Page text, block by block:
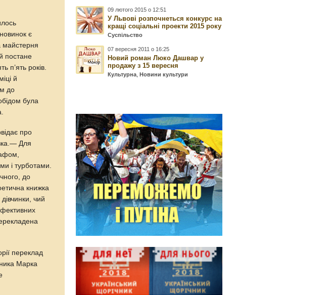
є
майстерня
постане
п’ять років.
й
до
була
про
Для
і турботами.
до
книжка
чий
переклад
Марка
09 лютого 2015 о 12:51
У Львові розпочнеться конкурс на
кращі соціальні проекти 2015 року
Суспільство
07 вересня 2011 о 16:25
Новий роман Люко Дашвар у
продажу з 15 вересня
Культурна ,Новини культури